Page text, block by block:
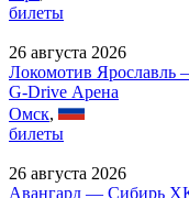
билеты
26 августа 2026
Локомотив
G-Drive Арена
Омск,
билеты
26 августа 2026
Авангард — Сибирь